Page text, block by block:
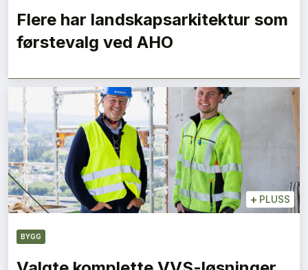
Flere har landskapsarkitektur som
førstevalg ved AHO
+ PLUSS
BYGG